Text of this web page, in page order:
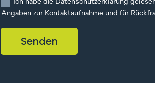
Ich habe die Datenschutzerklärung
Angaben zur Kontaktaufnahme und für
Senden